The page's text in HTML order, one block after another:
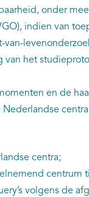
onder
indien van
van-
het
en de
centra;
centrum
volgens de